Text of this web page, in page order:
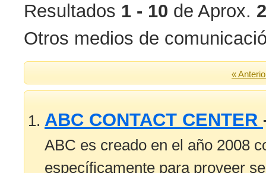
Resultados 1 - 10 de Aprox.
Otros medios de
«
ABC CONTACT CENTER
ABC es creado en el año 2008
específicamente para proveer